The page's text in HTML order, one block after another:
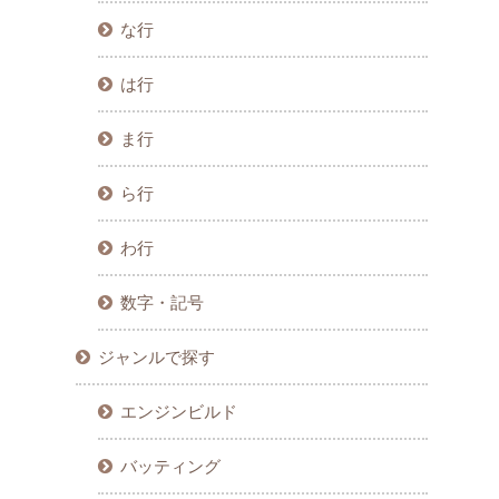
な行
は行
ま行
ら行
わ行
数字・記号
ジャンルで探す
エンジンビルド
バッティング